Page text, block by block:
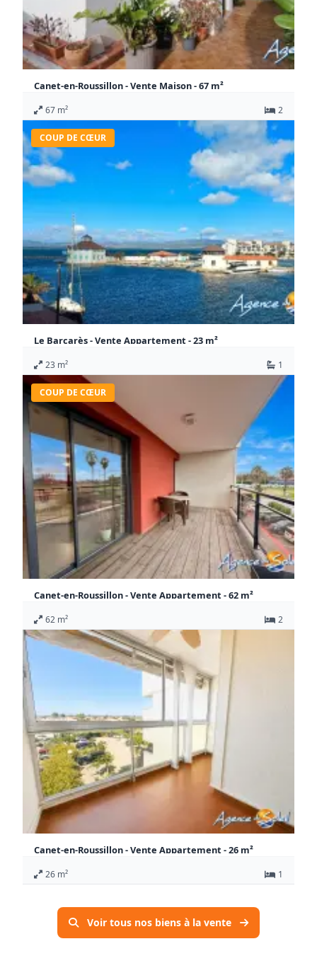
Canet-en-Roussillon - Vente Maison - 67 m²
Honoraires à la charge du vendeur
Maison Canet-en-Roussillon
67 m² 2
COUP DE CŒUR
Le Barcarès - Vente Appartement - 23 m²
Honoraires à la charge du vendeur
Appartement Le Barcarès
23 m² 1
COUP DE CŒUR
Canet-en-Roussillon - Vente Appartement - 62 m²
Honoraires à la charge du vendeur
Appartement Canet-en-Roussillon
62 m² 2
Canet-en-Roussillon - Vente Appartement - 26 m²
Honoraires à la charge du vendeur
Appartement Canet-en-Roussillon
26 m² 1
Voir tous nos biens à la vente